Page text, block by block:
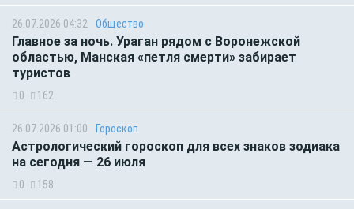
26.07.2026 04:32 Общество
Главное за ночь. Ураган рядом с Воронежской
областью, Манская «петля смерти» забирает
туристов
0 162
26.07.2026 01:00 Гороскоп
Астрологический гороскоп для всех знаков зодиака
на сегодня — 26 июля
0 158